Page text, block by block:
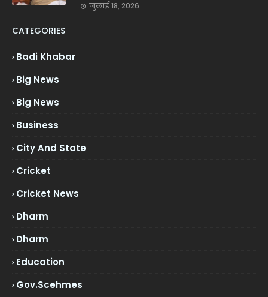
जुलाई 18, 2026
CATEGORIES
Badi Khabar
Big News
Big News
Business
City And State
Cricket
Cricket News
Dharm
Dharm
Education
Gov.scehmes